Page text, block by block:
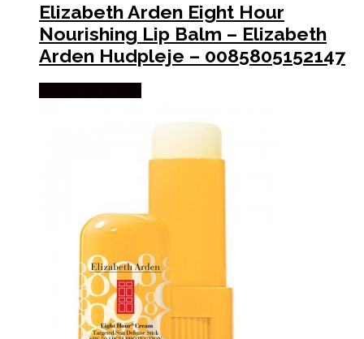
Elizabeth Arden Eight Hour
Nourishing Lip Balm – Elizabeth
Arden Hudpleje – 0085805152147